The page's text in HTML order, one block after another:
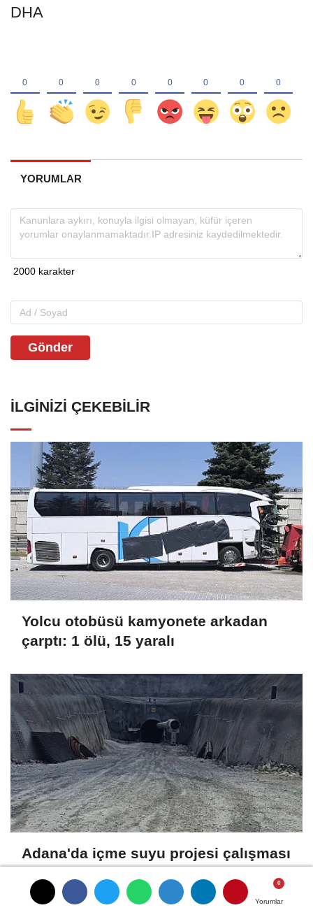
Yorumlar
Yorumlar
DHA
YORUMLAR
Gönder
İLGINIZI ÇEKEBILIR
Yolcu otobüsü kamyonete arkadan
çarptı: 1 ölü, 15 yaralı
Adana'da içme suyu projesi çalışması
ekipleri sevk edildi